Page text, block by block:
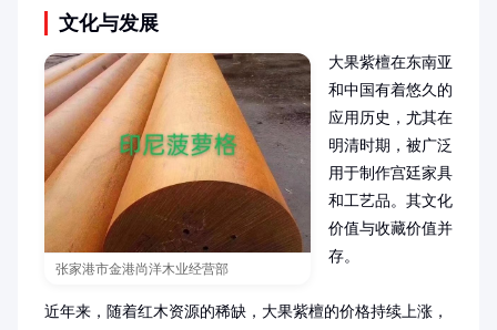
文化与发展
张家港市金港尚洋木业经营部
大果紫檀在东南亚
和中国有着悠久的
应用历史，尤其在
明清时期，被广泛
用于制作宫廷家具
和工艺品。其文化
价值与收藏价值并
存。
近年来，随着红木资源的稀缺，大果紫檀的价格持续上涨，